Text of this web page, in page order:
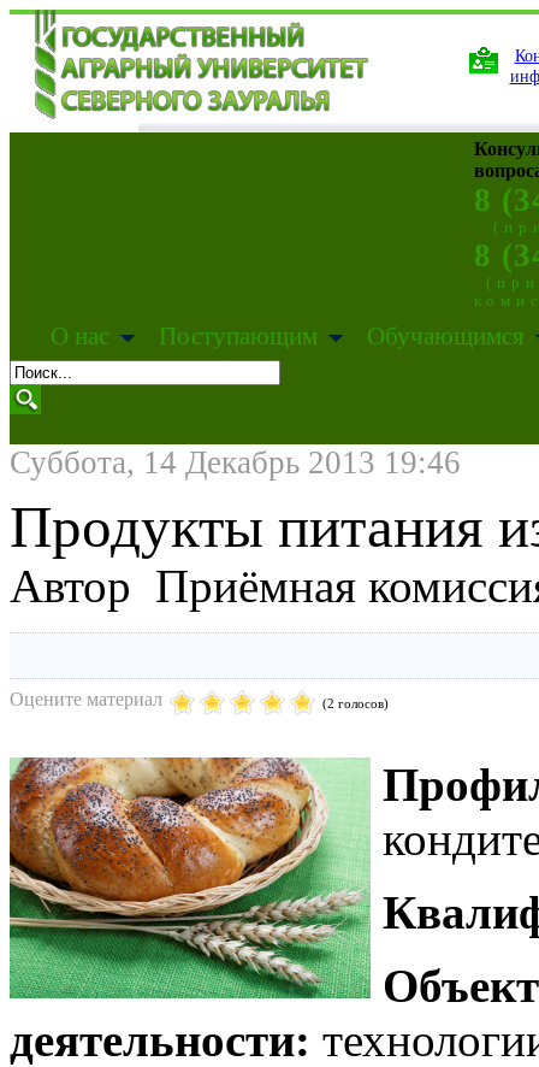
8
8
О нас Поступающим Обучающимся
Суббота, 14 Декабрь 2013 19:46
Продукты питания
Автор Приёмная
Оцените материал (2 голосов)
деятельности: